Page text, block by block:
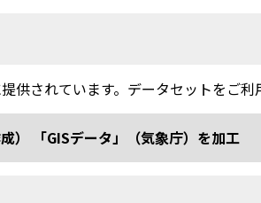
供されています。データセットをご
） 「GISデータ」（気象庁）を加工